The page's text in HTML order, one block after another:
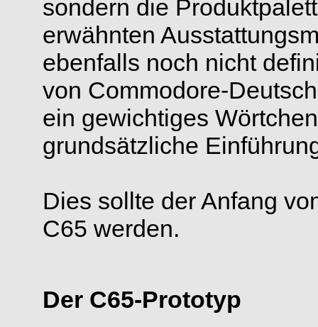
sondern die
erwähnten
ebenfalls noch nicht
von Commodore-
ein gewichtiges
grundsätzliche
Dies sollte der Anfang
C65 werden.
Der C65-Prototyp